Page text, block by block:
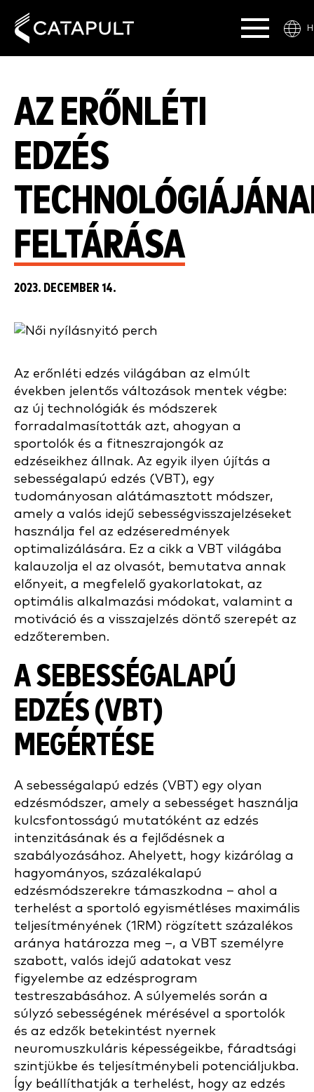
AZ ERŐNLÉTI
EDZÉS
FELTÁRÁSA
2023. DECEMBER 14.
Az erőnléti edzés világában az elmúlt
években jelentős változások mentek végbe:
az új technológiák és módszerek
forradalmasították azt, ahogyan a
sportolók és a fitneszrajongók az
edzéseikhez állnak. Az egyik ilyen újítás a
sebességalapú edzés (VBT), egy
tudományosan alátámasztott módszer,
amely a valós idejű sebességvisszajelzéseket
használja fel az edzéseredmények
optimalizálására. Ez a cikk a VBT világába
kalauzolja el az olvasót, bemutatva annak
előnyeit, a megfelelő gyakorlatokat, az
optimális alkalmazási módokat, valamint a
motiváció és a visszajelzés döntő szerepét az
edzőteremben.
A SEBESSÉGALAPÚ
EDZÉS (VBT)
MEGÉRTÉSE
A sebességalapú edzés (VBT) egy olyan
edzésmódszer, amely a sebességet használja
kulcsfontosságú mutatóként az edzés
intenzitásának és a fejlődésnek a
szabályozásához. Ahelyett, hogy kizárólag a
hagyományos, százalékalapú
edzésmódszerekre támaszkodna – ahol a
terhelést a sportoló egyismétléses maximális
teljesítményének (1RM) rögzített százalékos
aránya határozza meg –, a VBT személyre
szabott, valós idejű adatokat vesz
figyelembe az edzésprogram
testreszabásához. A súlyemelés során a
súlyzó sebességének mérésével a sportolók
és az edzők betekintést nyernek
neuromuszkuláris képességeikbe, fáradtsági
szintjükbe és teljesítménybeli potenciáljukba.
Így beállíthatják a terhelést, hogy az edzés